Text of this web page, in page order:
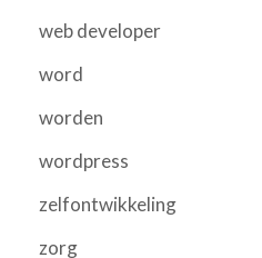
web developer
word
worden
wordpress
zelfontwikkeling
zorg